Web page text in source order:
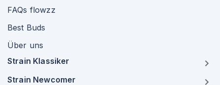
FAQs flowzz
Best Buds
Über uns
Strain Klassiker
Strain Newcomer